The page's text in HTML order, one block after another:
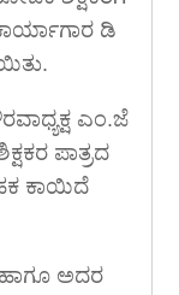
ಡಿ
ಎಂ.ಜೆ
ಪಾತ್ರದ
ಕಾಯಿದೆ
ಅದರ